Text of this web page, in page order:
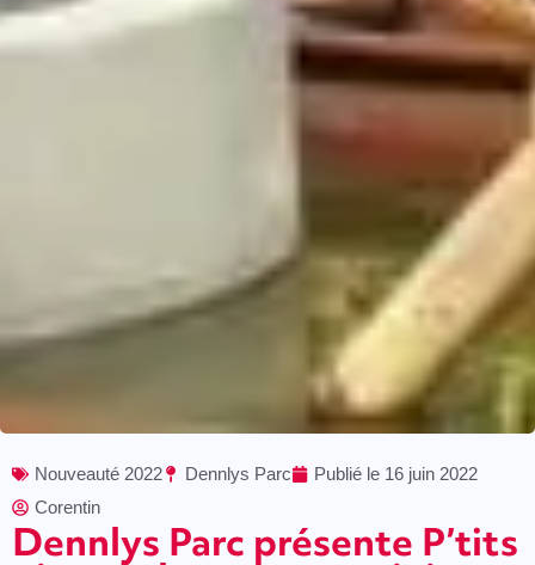
Nouveauté 2022 Dennlys Parc Publié le 16 juin 2022
Corentin
Dennlys Parc présente P’tits